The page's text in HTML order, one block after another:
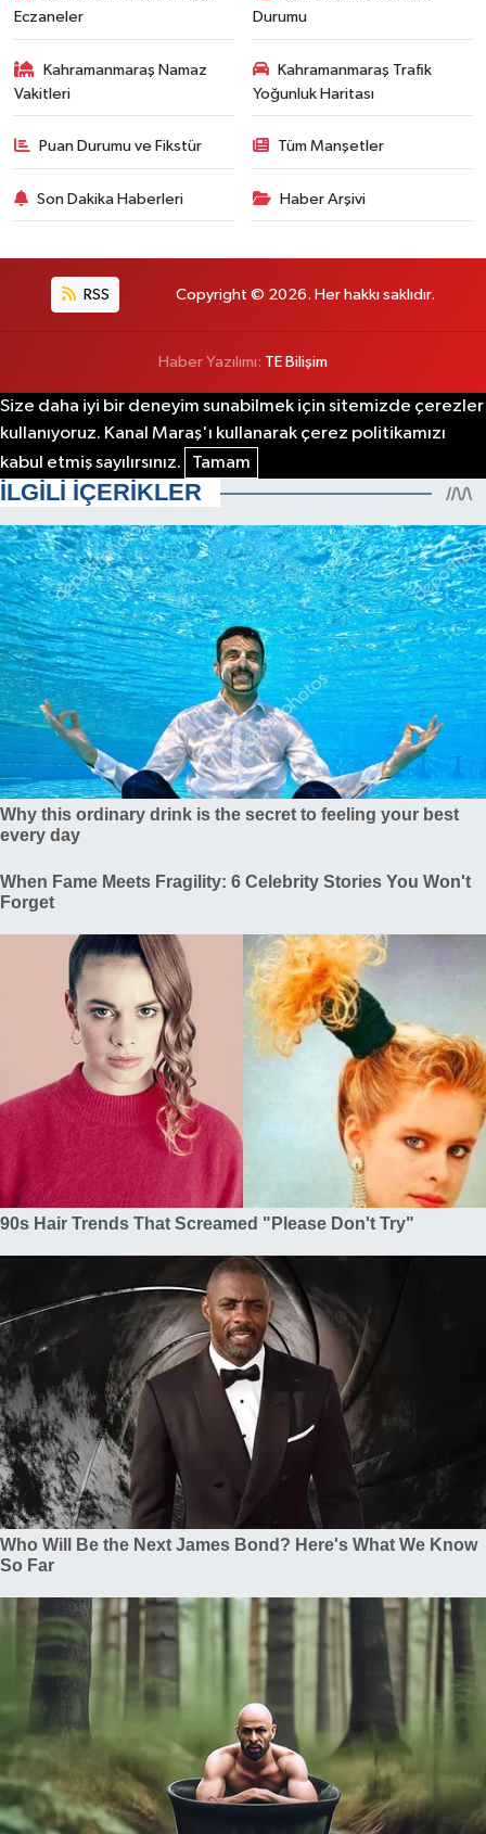
Eczaneler
Durumu
Kahramanmaraş Namaz
Vakitleri
Kahramanmaraş Trafik
Yoğunluk Haritası
Puan Durumu ve Fikstür Tüm Manşetler
Son Dakika Haberleri Haber Arşivi
RSS Copyright © 2026. Her hakkı saklıdır.
Haber Yazılımı: TE Bilişim
Size daha iyi bir deneyim sunabilmek için sitemizde çerezler
kullanıyoruz. Kanal Maraş'ı kullanarak çerez politikamızı
kabul etmiş sayılırsınız.
Tamam